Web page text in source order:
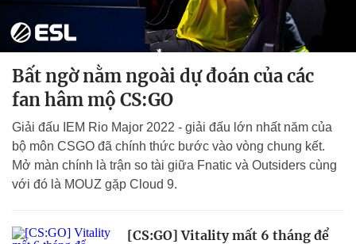
Bất ngờ nằm ngoài dự đoán của các
fan hâm mộ CS:GO
Giải đấu IEM Rio Major 2022 - giải đấu lớn nhất năm của
bộ môn CSGO đã chính thức bước vào vòng chung kết.
Mở màn chính là trận so tài giữa Fnatic và Outsiders cùng
với đó là MOUZ gặp Cloud 9.
[CS:GO] Vitality mất 6 tháng để